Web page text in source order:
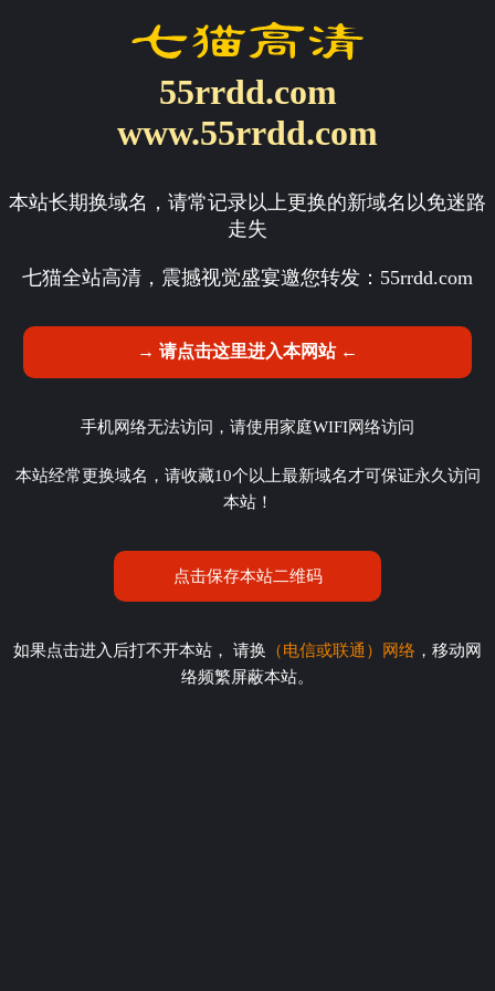
55rrdd.com
www.55rrdd.com
本站长期换域名，请常记录以上更换的新域名以免迷路
走失
七猫全站高清，震撼视觉盛宴邀您转发： 55rrdd.com
→ 请点击这里进入本网站 ←
手机网络无法访问，请使用家庭WIFI网络访问
本站经常更换域名，请收藏10个以上最新域名才可保证永久访问
本站！
点击保存本站二维码
如果点击进入后打不开本站， 请换 （电信或联通）网络 ，移动网
络频繁屏蔽本站。